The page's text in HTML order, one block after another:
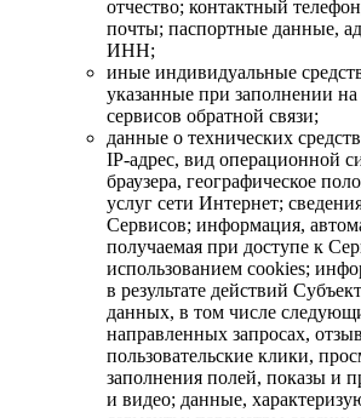
отчество; контактный
почты; паспортные данные,
ИНН;
иные индивидуальные
указанные при заполнении
сервисов обратной связи;
данные о технических
IP-адрес, вид операционной
браузера, географическое
услуг сети Интернет;
Сервисов; информация,
получаемая при доступе к
использованием cookies;
в результате действий
данных, в том числе
направленных запросах,
пользовательские клики,
заполнения полей, показы и
и видео; данные,